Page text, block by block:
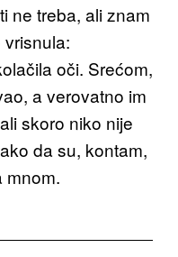
ne treba, ali znam
oči. Srećom,
a verovatno im
skoro niko nije
da su, kontam,
mnom.